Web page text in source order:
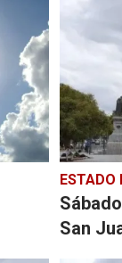
ESTADO
San